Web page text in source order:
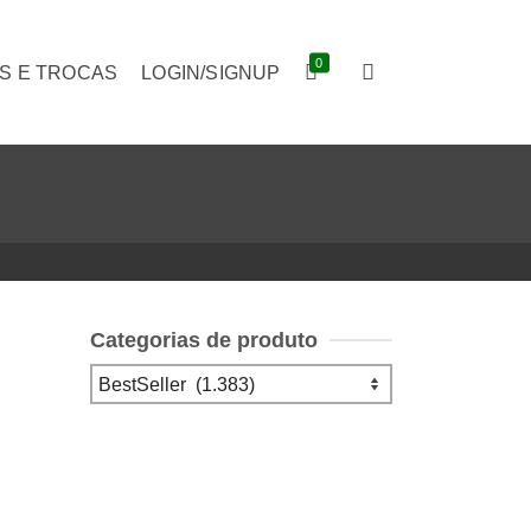
E TROCAS LOGIN/SIGNUP 0
Categorias de produto